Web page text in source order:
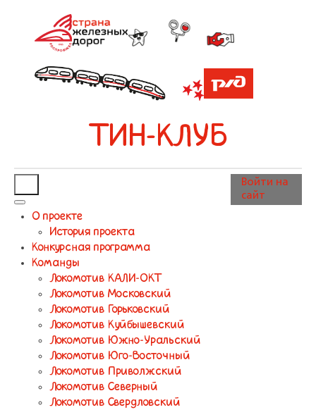
ТИН-КЛУБ
О проекте
История проекта
Конкурсная программа
Команды
Локомотив КАЛИ-ОКТ
Локомотив Московский
Локомотив Горьковский
Локомотив Куйбышевский
Локомотив Южно-Уральский
Локомотив Юго-Восточный
Локомотив Приволжский
Локомотив Северный
Локомотив Свердловский
Войти на
сайт